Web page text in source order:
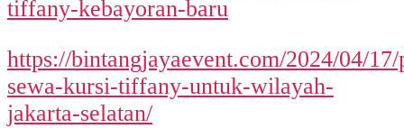
tiffany-kebayoran-baru
https://bintangjayaevent.com/2024/04/
sewa-kursi-tiffany-untuk-wilayah-
jakarta-selatan/